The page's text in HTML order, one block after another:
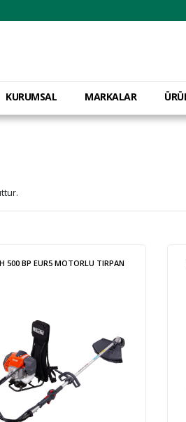
KURUMSAL MARKALAR
500 BP EUR5 MOTORLU TIRPAN